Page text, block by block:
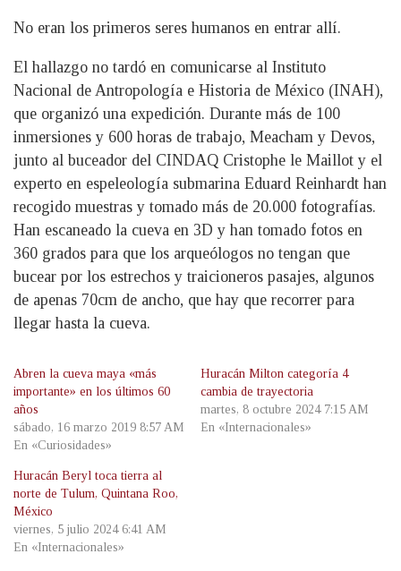
No eran los primeros seres humanos en entrar allí.
El hallazgo no tardó en comunicarse al Instituto
Nacional de Antropología e Historia de México (INAH),
que organizó una expedición. Durante más de 100
inmersiones y 600 horas de trabajo, Meacham y Devos,
junto al buceador del CINDAQ Cristophe le Maillot y el
experto en espeleología submarina Eduard Reinhardt han
recogido muestras y tomado más de 20.000 fotografías.
Han escaneado la cueva en 3D y han tomado fotos en
360 grados para que los arqueólogos no tengan que
bucear por los estrechos y traicioneros pasajes, algunos
de apenas 70cm de ancho, que hay que recorrer para
llegar hasta la cueva.
Abren la cueva maya «más
importante» en los últimos 60
años
sábado, 16 marzo 2019 8:57 AM
En «Curiosidades»
Huracán Milton categoría 4
cambia de trayectoria
martes, 8 octubre 2024 7:15 AM
En «Internacionales»
Huracán Beryl toca tierra al
norte de Tulum, Quintana Roo,
México
viernes, 5 julio 2024 6:41 AM
En «Internacionales»